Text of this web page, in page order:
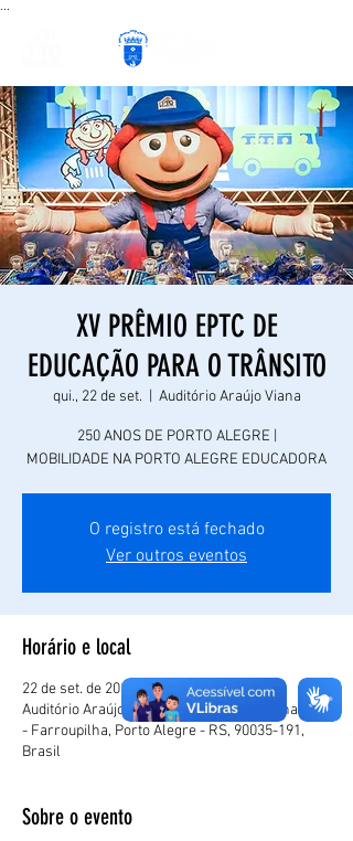
XV PRÊMIO EPTC DE
EDUCAÇÃO PARA O TRÂNSITO
qui., 22 de set. Auditório Araújo Viana
250 ANOS DE PORTO ALEGRE |
MOBILIDADE NA PORTO ALEGRE EDUCADORA
O registro está fechado
Ver outros eventos
Horário e local
22 de set. de 2022, 10:00
Auditório Araújo Viana, Parque Farroupilha, 685
- Farroupilha, Porto Alegre - RS, 90035-191,
Brasil
Sobre o evento